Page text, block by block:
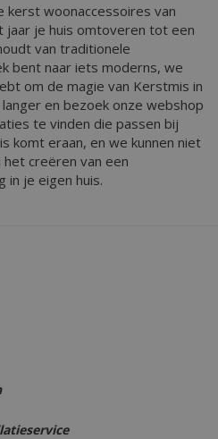
kerst woonaccessoires van
jaar je huis omtoveren tot een
van traditionele
bent naar iets moderns, we
om de magie van Kerstmis in
en bezoek onze webshop
te vinden die passen bij
komt eraan, en we kunnen niet
creëren van een
in je eigen huis.